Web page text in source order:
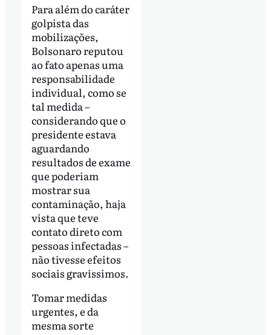
Para além do caráter
golpista das
mobilizações,
Bolsonaro reputou
ao fato apenas uma
responsabilidade
individual, como se
tal medida –
considerando que o
presidente estava
aguardando
resultados de exame
que poderiam
mostrar sua
contaminação, haja
vista que teve
contato direto com
pessoas infectadas –
não tivesse efeitos
sociais gravíssimos.
Tomar medidas
urgentes, e da
mesma sorte